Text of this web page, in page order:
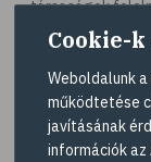
# omega-3
# A-vitamin
# ásványi
társaságok
működésért. A
elérhetőségeit a
tekintheti meg.
Navigáció
Cookie-k
Weboldalunk
működtetése
javításának
információk az